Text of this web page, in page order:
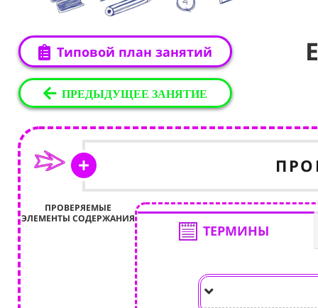
Типовой план занятий
ПРЕДЫДУЩЕЕ ЗАНЯТИЕ
ПРОВЕРЯЕМЫЕ
ЭЛЕМЕНТЫ СОДЕРЖАНИЯ
ТЕРМИНЫ